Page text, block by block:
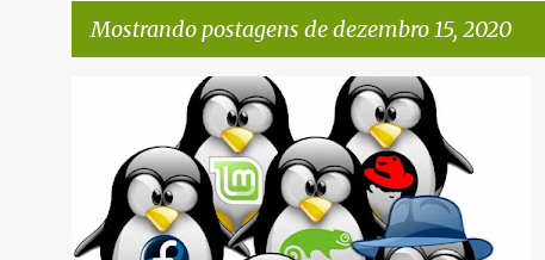
Mostrando postagens de dezembro 15, 2020
a